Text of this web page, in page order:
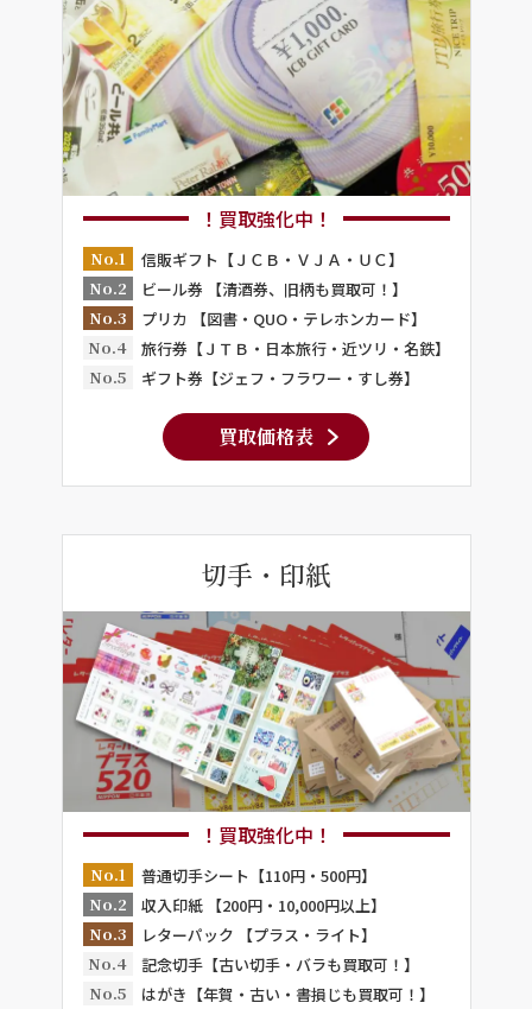
！買取強化中！
No.1
信販ギフト【ＪＣＢ・ＶＪＡ・ＵＣ】
No.2
ビール券 【清酒券、旧柄も買取可！】
No.3
プリカ 【図書・QUO・テレホンカード】
No.4
旅行券【ＪＴＢ・日本旅行・近ツリ・名鉄】
No.5
ギフト券【ジェフ・フラワー・すし券】
買取価格表
切手・印紙
！買取強化中！
No.1
普通切手シート【110円・500円】
No.2
収入印紙 【200円・10,000円以上】
No.3
レターパック 【プラス・ライト】
No.4
記念切手【古い切手・バラも買取可！】
No.5
はがき【年賀・古い・書損じも買取可！】